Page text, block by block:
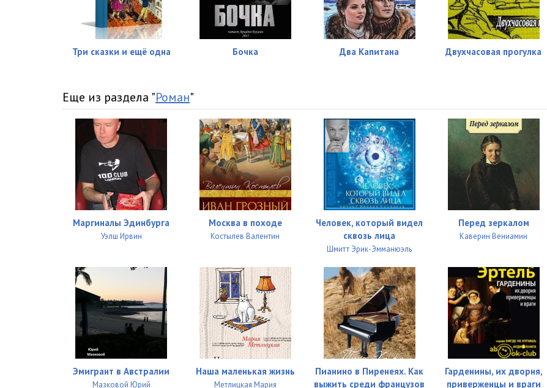
Три сказки и ещё одна Бочка Два Капитана Двухчасовая прогулка
Еще из раздела "Роман"
Маргиналы Эдинбурга
Уэлш Ирвин
Москва в походе
Костылев Валентин
Человек, который видел
сквозь лица
Шмитт Эрик-Эмманюэль
Перед зеркалом
Каверин Вениамин
Эмигрант в Австралии
Мазковой Юрий
Наша маленькая жизнь
Метлицкая Мария
Пианино в Пиренеях. Как
выжить среди французов
Гарденины, их дворня,
приверженцы и враги